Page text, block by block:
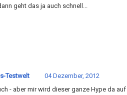
geht das ja auch schnell...
Testwelt
04 Dezember, 2012
- aber mir wird dieser ganze Hype da auf